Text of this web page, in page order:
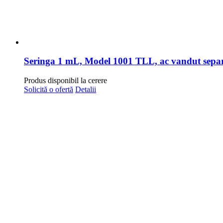
Seringa 1 mL, Model 1001 TLL, ac vandut
Produs disponibil la cerere
Solicită o ofertă Detalii